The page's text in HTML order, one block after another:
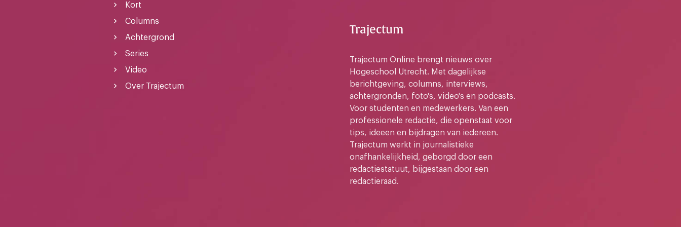
Kort
Columns
Achtergrond
Series
Video
Over Trajectum
Trajectum
Trajectum Online brengt nieuws over
Hogeschool Utrecht. Met dagelijkse
berichtgeving, columns, interviews,
achtergronden, foto's, video's en podcasts.
Voor studenten en medewerkers. Van een
professionele redactie, die openstaat voor
tips, ideeen en bijdragen van iedereen.
Trajectum werkt in journalistieke
onafhankelijkheid, geborgd door een
redactiestatuut, bijgestaan door een
redactieraad.